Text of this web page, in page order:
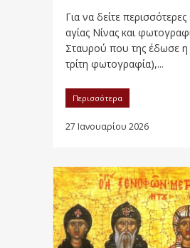
Για να δείτε περισσότερες
αγίας Νίνας και
Σταυρού που της έδωσε η
τρίτη φωτογραφία),...
Περισσότερα
27 Ιανουαρίου 2026